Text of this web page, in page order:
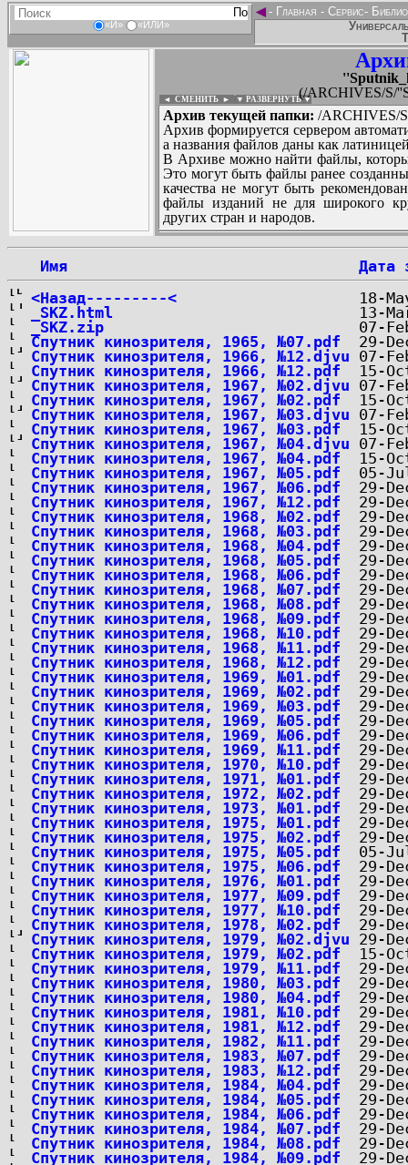
«И» «ИЛИ»
◄- Главная - Сервис-
(/ARCHIVES/S/
◄ СМЕНИТЬ ► ▼ РАЗВЕРНУТЬ ▼
Архив текущей папки: /ARCHIVES/
Архив формируется сервером
а названия файлов даны как
В Архиве можно найти файлы,
Это могут быть файлы ранее
качества не могут быть
файлы изданий не для широкого
других стран и народов.
Имя
Дата
<Назад---------<
_SKZ.html
_SKZ.zip
Спутник кинозрителя, 1965, №07.pdf
Спутник кинозрителя, 1966, №12.djvu
Спутник кинозрителя, 1966, №12.pdf
Спутник кинозрителя, 1967, №02.djvu
Спутник кинозрителя, 1967, №02.pdf
Спутник кинозрителя, 1967, №03.djvu
Спутник кинозрителя, 1967, №03.pdf
Спутник кинозрителя, 1967, №04.djvu
Спутник кинозрителя, 1967, №04.pdf
Спутник кинозрителя, 1967, №05.pdf
Спутник кинозрителя, 1967, №06.pdf
Спутник кинозрителя, 1967, №12.pdf
Спутник кинозрителя, 1968, №02.pdf
Спутник кинозрителя, 1968, №03.pdf
Спутник кинозрителя, 1968, №04.pdf
Спутник кинозрителя, 1968, №05.pdf
Спутник кинозрителя, 1968, №06.pdf
Спутник кинозрителя, 1968, №07.pdf
Спутник кинозрителя, 1968, №08.pdf
Спутник кинозрителя, 1968, №09.pdf
Спутник кинозрителя, 1968, №10.pdf
Спутник кинозрителя, 1968, №11.pdf
Спутник кинозрителя, 1968, №12.pdf
Спутник кинозрителя, 1969, №01.pdf
Спутник кинозрителя, 1969, №02.pdf
Спутник кинозрителя, 1969, №03.pdf
Спутник кинозрителя, 1969, №05.pdf
Спутник кинозрителя, 1969, №06.pdf
Спутник кинозрителя, 1969, №11.pdf
Спутник кинозрителя, 1970, №10.pdf
Спутник кинозрителя, 1971, №01.pdf
Спутник кинозрителя, 1972, №02.pdf
Спутник кинозрителя, 1973, №01.pdf
Спутник кинозрителя, 1975, №01.pdf
Спутник кинозрителя, 1975, №02.pdf
Спутник кинозрителя, 1975, №05.pdf
Спутник кинозрителя, 1975, №06.pdf
Спутник кинозрителя, 1976, №01.pdf
Спутник кинозрителя, 1977, №09.pdf
Спутник кинозрителя, 1977, №10.pdf
Спутник кинозрителя, 1978, №02.pdf
Спутник кинозрителя, 1979, №02.djvu
Спутник кинозрителя, 1979, №02.pdf
Спутник кинозрителя, 1979, №11.pdf
Спутник кинозрителя, 1980, №03.pdf
Спутник кинозрителя, 1980, №04.pdf
Спутник кинозрителя, 1981, №10.pdf
Спутник кинозрителя, 1981, №12.pdf
Спутник кинозрителя, 1982, №11.pdf
Спутник кинозрителя, 1983, №07.pdf
Спутник кинозрителя, 1983, №12.pdf
Спутник кинозрителя, 1984, №04.pdf
Спутник кинозрителя, 1984, №05.pdf
Спутник кинозрителя, 1984, №06.pdf
Спутник кинозрителя, 1984, №07.pdf
Спутник кинозрителя, 1984, №08.pdf
Спутник кинозрителя, 1984, №09.pdf